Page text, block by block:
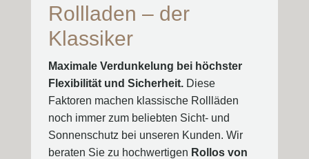
Rollladen – der
Klassiker
Maximale Verdunkelung bei höchster
Flexibilität und Sicherheit.Diese
Faktoren machen klassische Rollläden
noch immer zum beliebten Sicht- und
Sonnenschutz bei unseren Kunden. Wir
beraten Sie zu hochwertigen Rollos von